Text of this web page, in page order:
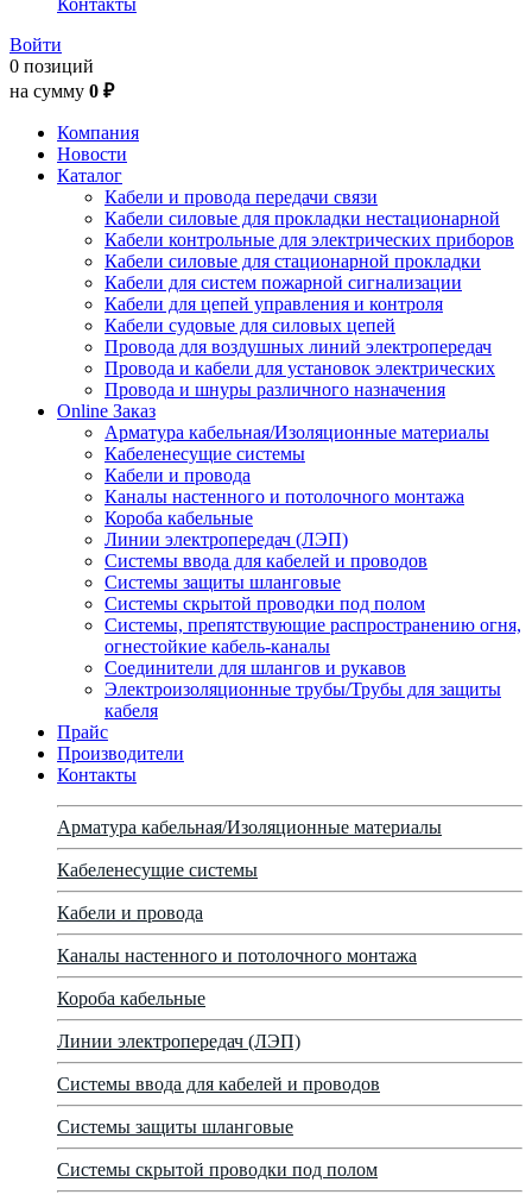
Контакты
Войти
0 позиций
на сумму 0 ₽
Компания
Новости
Каталог
Кабели и провода передачи связи
Кабели силовые для прокладки нестационарной
Кабели контрольные для электрических приборов
Кабели силовые для стационарной прокладки
Кабели для систем пожарной сигнализации
Кабели для цепей управления и контроля
Кабели судовые для силовых цепей
Провода для воздушных линий электропередач
Провода и кабели для установок электрических
Провода и шнуры различного назначения
Online Заказ
Арматура кабельная/Изоляционные материалы
Кабеленесущие системы
Кабели и провода
Каналы настенного и потолочного монтажа
Короба кабельные
Линии электропередач (ЛЭП)
Системы ввода для кабелей и проводов
Системы защиты шланговые
Системы скрытой проводки под полом
Системы, препятствующие распространению огня,
огнестойкие кабель-каналы
Соединители для шлангов и рукавов
Электроизоляционные трубы/Трубы для защиты
кабеля
Прайс
Производители
Контакты
Арматура кабельная/Изоляционные материалы
Кабеленесущие системы
Кабели и провода
Каналы настенного и потолочного монтажа
Короба кабельные
Линии электропередач (ЛЭП)
Системы ввода для кабелей и проводов
Системы защиты шланговые
Системы скрытой проводки под полом